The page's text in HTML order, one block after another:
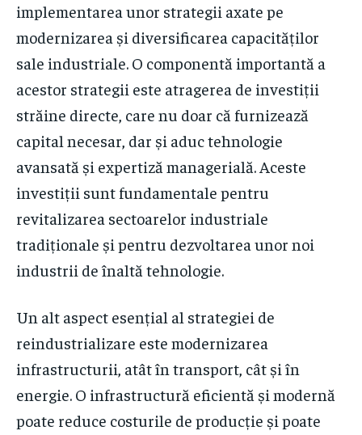
implementarea unor strategii axate pe
modernizarea și diversificarea capacităților
sale industriale. O componentă importantă a
acestor strategii este atragerea de investiții
străine directe, care nu doar că furnizează
capital necesar, dar și aduc tehnologie
avansată și expertiză managerială. Aceste
investiții sunt fundamentale pentru
revitalizarea sectoarelor industriale
tradiționale și pentru dezvoltarea unor noi
industrii de înaltă tehnologie.
Un alt aspect esențial al strategiei de
reindustrializare este modernizarea
infrastructurii, atât în transport, cât și în
energie. O infrastructură eficientă și modernă
poate reduce costurile de producție și poate